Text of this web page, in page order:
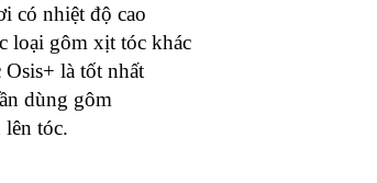
có nhiệt độ cao
loại gôm xịt tóc khác
là tốt nhất
dùng gôm
lên tóc.